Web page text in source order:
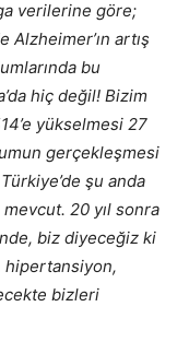
verilerine göre;
Alzheimer’ın artış
bu
hiç değil! Bizim
yükselmesi 27
gerçekleşmesi
şu anda
mevcut. 20 yıl sonra
biz diyeceğiz ki
hipertansiyon,
bizleri